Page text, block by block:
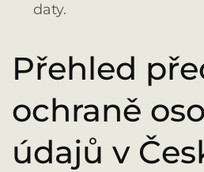
daty.
Přehled
ochraně
údajů v